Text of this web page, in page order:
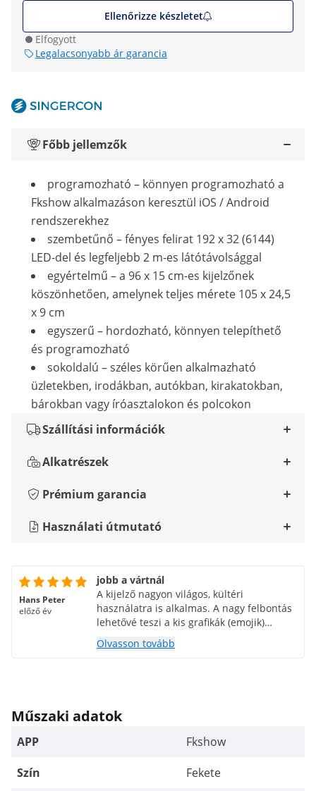
Ellenőrizze készletet
Elfogyott
Legalacsonyabb ár garancia
Főbb jellemzők
programozható – könnyen programozható a
Fkshow alkalmazáson keresztül iOS / Android
rendszerekhez
szembetűnő – fényes felirat 192 x 32 (6144)
LED-del és legfeljebb 2 m-es látótávolsággal
egyértelmű – a 96 x 15 cm-es kijelzőnek
köszönhetően, amelynek teljes mérete 105 x 24,5
x 9 cm
egyszerű – hordozható, könnyen telepíthető
és programozható
sokoldalú – széles körűen alkalmazható
üzletekben, irodákban, autókban, kirakatokban,
bárokban vagy íróasztalokon és polcokon
Szállítási információk
Alkatrészek
Prémium garancia
Használati útmutató
Hans Peter
előző év
jobb a vártnál
A kijelző nagyon világos, kültéri
használatra is alkalmas. A nagy felbontás
lehetővé teszi a kis grafikák (emojik)
meglepően jól megjelenítését is. A
betűtípus 40m-es távolságból
korlátozottak. A szöveg formázása csak
teljes szövegblokkoknál lehetséges. Jó a
téglalap forma, egyszerűen asztalra vagy
alkatrészt. Sajnos nincs fényerő-érzékelő
Olvasson tovább
Műszaki adatok
APP
Fkshow
Szín
Fekete